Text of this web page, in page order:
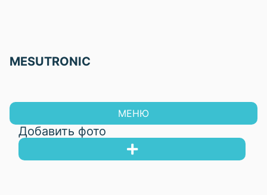
MESUTRONIC
МЕНЮ
Добавить фото